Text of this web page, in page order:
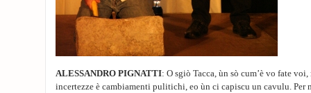
ALESSANDRO PIGNATTI: O sgiò Tacca, ùn sò cum’è vo fate
incertezze è cambiamenti pulitichi, eo ùn ci capiscu un cavulu. Per